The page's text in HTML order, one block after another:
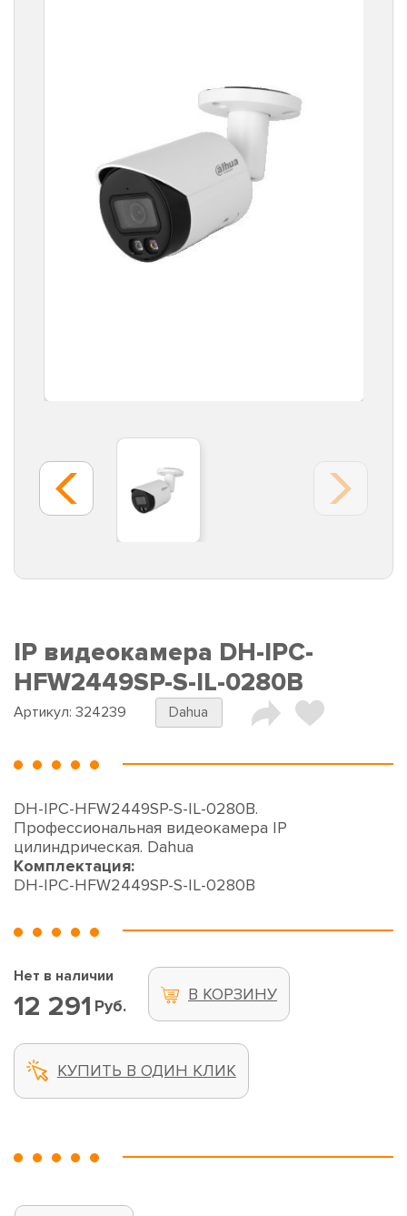
IP видеокамера DH-IPC-
HFW2449SP-S-IL-0280B
Артикул: 324239 Dahua
DH-IPC-HFW2449SP-S-IL-0280B.
Профессиональная видеокамера IP
цилиндрическая. Dahua
Комплектация:
DH-IPC-HFW2449SP-S-IL-0280B
Нет в наличии
12 291 Руб.
В КОРЗИНУ
КУПИТЬ В ОДИН КЛИК